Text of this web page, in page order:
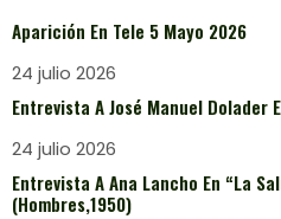
Aparición En Tele 5 Mayo 2026
24 julio 2026
Entrevista A José Manuel Dolader
24 julio 2026
Entrevista A Ana Lancho En “La
(Hombres,1950)